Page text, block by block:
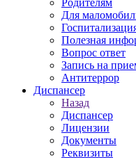
Родителям
Для
Полезная
Вопрос ответ
Запись на
Антитеррор
Диспансер
Назад
Диспансер
Лицензии
Документы
Реквизиты